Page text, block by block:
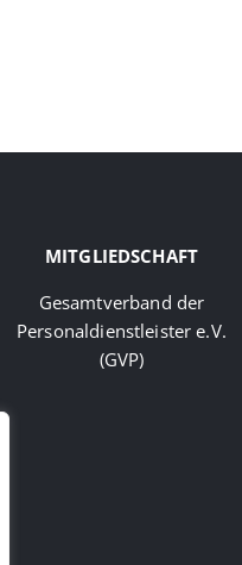
MITGLIEDSCHAFT
Gesamtverband der
Personaldienstleister e.V.
(GVP)